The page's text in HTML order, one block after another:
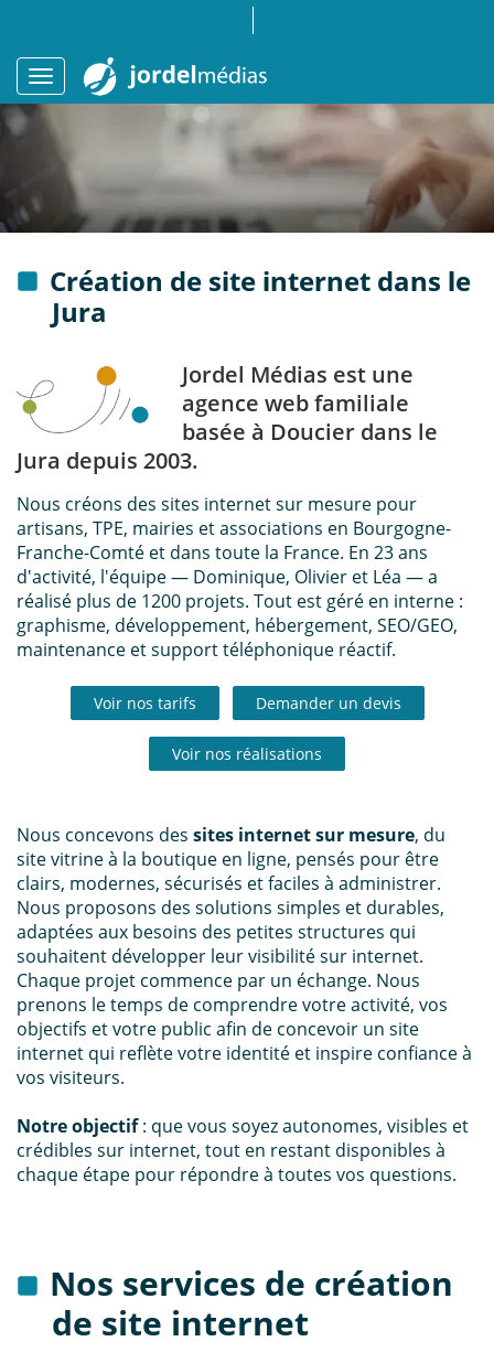
Création de site internet dans le
Jura
Jordel Médias est une
agence web familiale
basée à Doucier dans le
Jura depuis 2003.
Nous créons des sites internet sur mesure pour
artisans, TPE, mairies et associations en Bourgogne-
Franche-Comté et dans toute la France. En 23 ans
d'activité, l'équipe — Dominique, Olivier et Léa — a
réalisé plus de 1200 projets. Tout est géré en interne :
graphisme, développement, hébergement, SEO/GEO,
maintenance et support téléphonique réactif.
Voir nos tarifs Demander un devis
Voir nos réalisations
Nous concevons des sites internet sur mesure, du
site vitrine à la boutique en ligne, pensés pour être
clairs, modernes, sécurisés et faciles à administrer.
Nous proposons des solutions simples et durables,
adaptées aux besoins des petites structures qui
souhaitent développer leur visibilité sur internet.
Chaque projet commence par un échange. Nous
prenons le temps de comprendre votre activité, vos
objectifs et votre public afin de concevoir un site
internet qui reflète votre identité et inspire confiance à
vos visiteurs.
Notre objectif: que vous soyez autonomes, visibles et
crédibles sur internet, tout en restant disponibles à
chaque étape pour répondre à toutes vos questions.
Nos services de création
de site internet